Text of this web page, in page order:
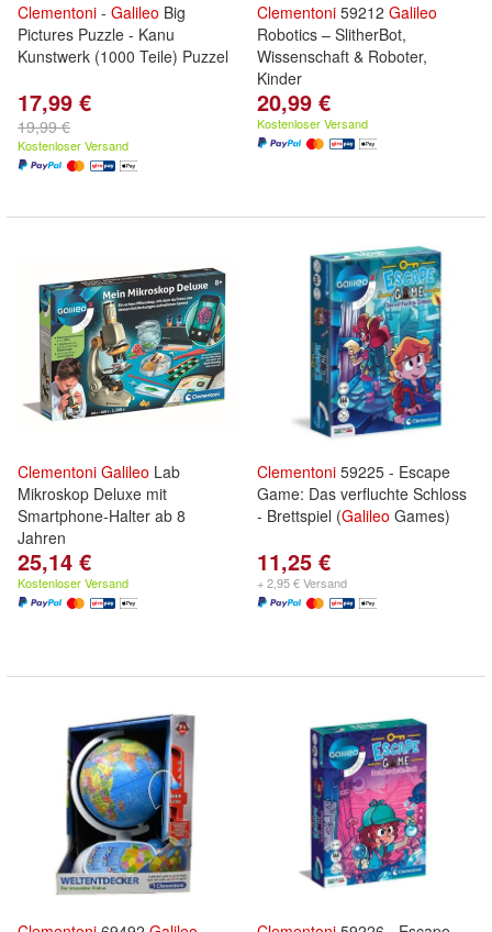
Clementoni - Galileo Big
Pictures Puzzle - Kanu
Kunstwerk (1000 Teile) Puzzel
17,99 €
19,99 €
Kostenloser Versand
Clementoni 59212 Galileo
Robotics – SlitherBot,
Wissenschaft & Roboter,
Kinder
20,99 €
Kostenloser Versand
Clementoni Galileo Lab
Mikroskop Deluxe mit
Smartphone-Halter ab 8
Jahren
25,14 €
Kostenloser Versand
Clementoni 59225 - Escape
Game: Das verfluchte Schloss
- Brettspiel (Galileo Games)
11,25 €
+ 2,95 € Versand